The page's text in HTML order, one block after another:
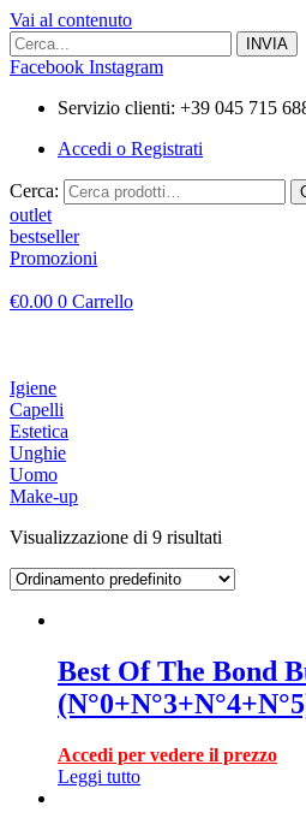
Vai al contenuto
Facebook Instagram
Servizio clienti: +39 045 715
Accedi o Registrati
Cerca:
outlet
bestseller
Promozioni
€0.00 0 Carrello
Igiene
Capelli
Estetica
Unghie
Uomo
Make-up
Visualizzazione di 9 risultati
Best Of The Bond
Accedi per vedere il prezzo
Leggi tutto